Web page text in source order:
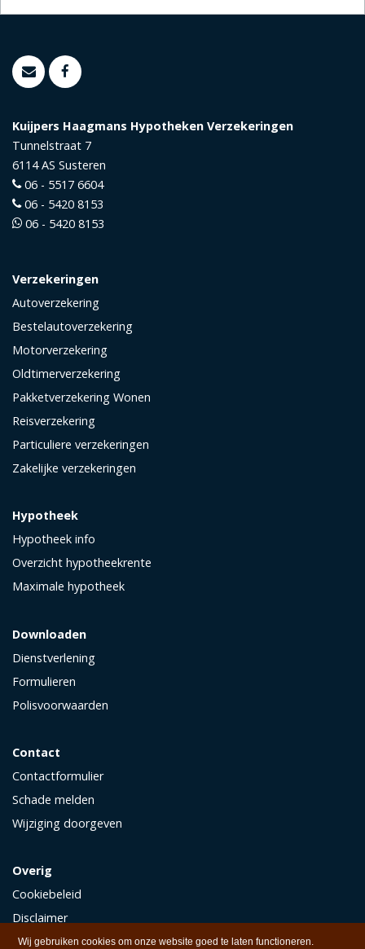
Wij gebruiken cookies om onze website goed te laten functioneren.
Kuijpers Haagmans Hypotheken Verzekeringen
Tunnelstraat 7
6114 AS Susteren
06 - 5517 6604
06 - 5420 8153
06 - 5420 8153
Verzekeringen
Autoverzekering
Bestelautoverzekering
Motorverzekering
Oldtimerverzekering
Pakketverzekering Wonen
Reisverzekering
Particuliere verzekeringen
Zakelijke verzekeringen
Hypotheek
Hypotheek info
Overzicht hypotheekrente
Maximale hypotheek
Downloaden
Dienstverlening
Formulieren
Polisvoorwaarden
Contact
Contactformulier
Schade melden
Wijziging doorgeven
Overig
Cookiebeleid
Disclaimer
Privacy